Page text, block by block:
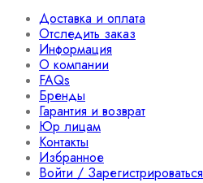
Доставка и оплата
Отследить заказ
Информация
О компании
FAQs
Бренды
Гарантия и возврат
Юр лицам
Контакты
Избранное
Войти / Зарегистрироваться